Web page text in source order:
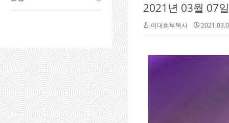
2021년 03월 07
이대희부목사